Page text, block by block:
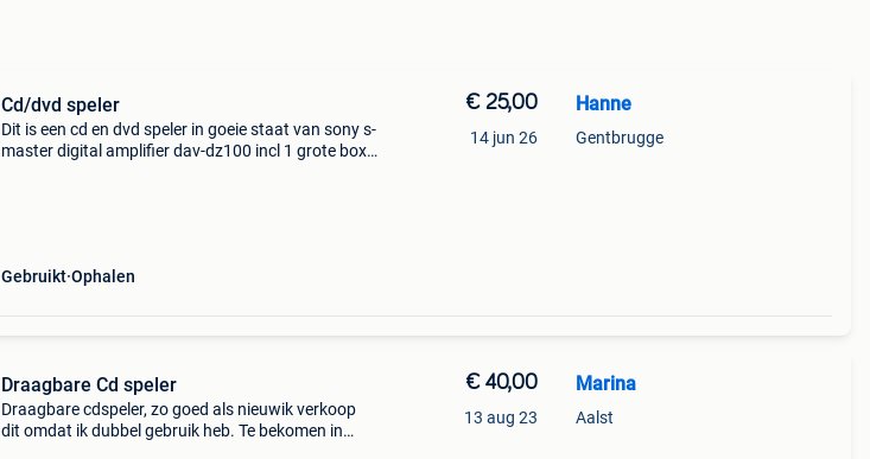
Cd/dvd speler
Dit is een cd en dvd speler in goeie staat van sony s-
master digital amplifier dav-dz100 incl 1 grote box
Gebruikt Ophalen
€ 25,00
14 jun 26
Hanne
Gentbrugge
Draagbare Cd speler
Draagbare cdspeler, zo goed als nieuwik verkoop
dit omdat ik dubbel gebruik heb. Te bekomen in
€ 40,00
13 aug 23
Marina
Aalst